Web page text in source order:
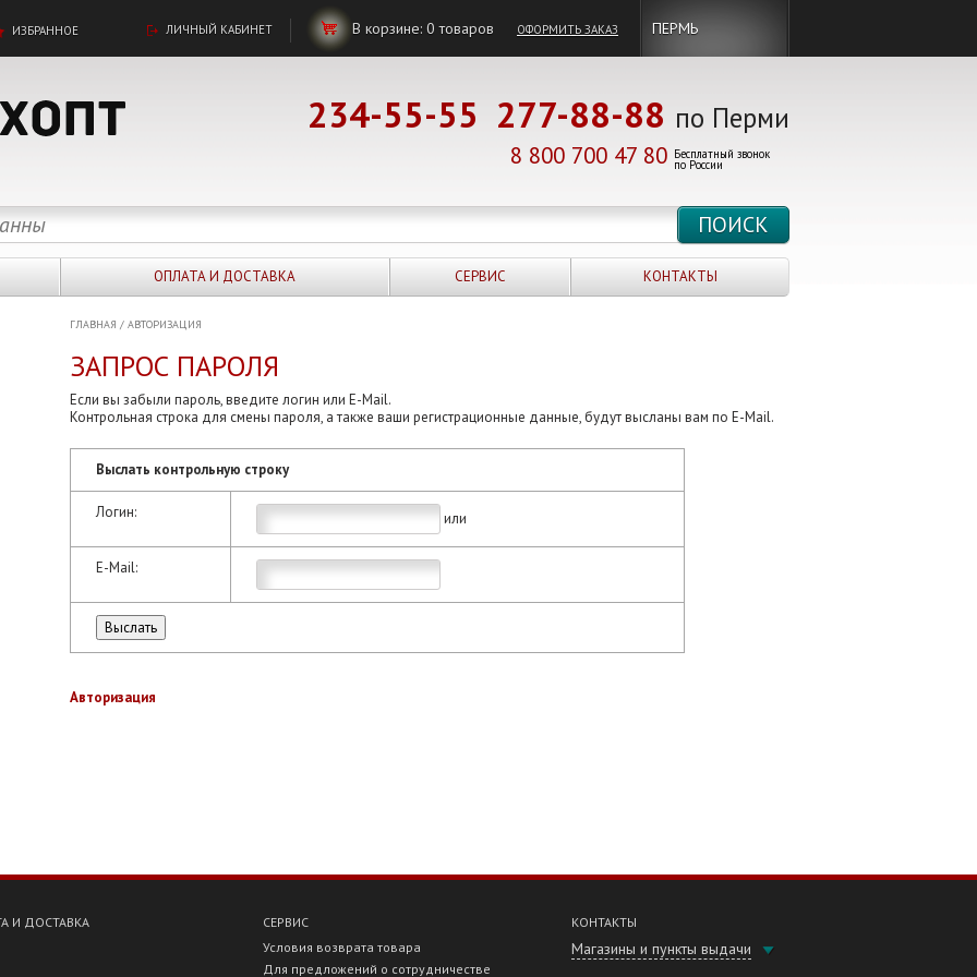
ИЗБРАННОЕ ЛИЧНЫЙ КАБИНЕТ В корзине: 0товаров ОФОРМИТЬ ЗАКАЗ ПЕРМЬ
234-55-55 277-88-88 по Перми
8 800 700 47 80 Бесплатный звонок
по России
ОПЛАТА И ДОСТАВКА СЕРВИС КОНТАКТЫ
ГЛАВНАЯ / АВТОРИЗАЦИЯ
ЗАПРОС ПАРОЛЯ
Если вы забыли пароль, введите логин или E-Mail.
Контрольная строка для смены пароля, а также ваши регистрационные данные, будут высланы вам по E-Mail.
Выслать контрольную строку
Логин: или
E-Mail:
Авторизация
КОНТАКТЫ
Магазины и пункты выдачи
И ДОСТАВКА
СЕРВИС
Условия возврата товара
Для предложений о сотрудничестве